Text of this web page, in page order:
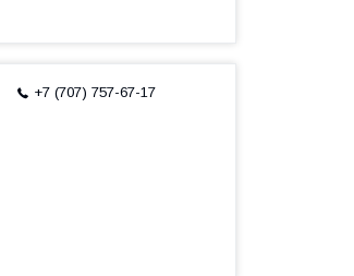
+7 (707) 757-67-17